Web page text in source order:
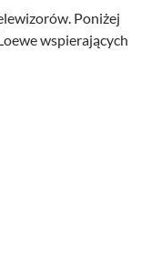
Poniżej
wspierających